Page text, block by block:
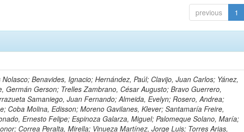
previous 1
Benavides, Ignacio; Hernández, Paúl; Clavijo, Juan Carlos; Yánez,
Germán Gerson; Trelles Zambrano, César Augusto; Bravo Guerrero,
Samaniego, Juan Fernando; Almeida, Evelyn; Rosero, Andrea;
Coba Molina, Edisson; Moreno Gavilanes, Klever; Santamaría Freire,
Ernesto Felipe; Espinoza Galarza, Miguel; Palomeque Solano, María;
Correa Peralta, Mirella; Vinueza Martínez, Jorge Luis; Torres Arias,